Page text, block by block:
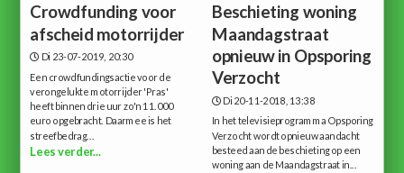
Crowdfunding voor
afscheid motorrijder
Di 23-07-2019, 20:30
Een crowdfundingsactie voor de
verongelukte motorrijder 'Pras'
heeft binnen drie uur zo'n 11.000
euro opgebracht. Daarmee is het
streefbedrag...
Lees verder...
Beschieting woning
Maandagstraat
opnieuw in Opsporing
Verzocht
Di 20-11-2018, 13:38
In het televisieprogramma Opsporing
Verzocht wordt opnieuw aandacht
besteed aan de beschieting op een
woning aan de Maandagstraat in...